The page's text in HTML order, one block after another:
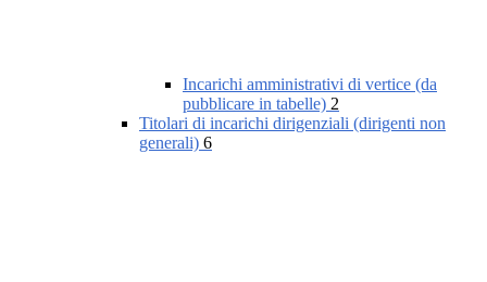
Incarichi amministrativi di vertice (da
pubblicare in tabelle) 2
Titolari di incarichi dirigenziali (dirigenti non
generali) 6